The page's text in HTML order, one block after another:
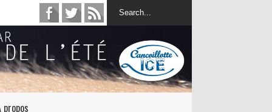
propos